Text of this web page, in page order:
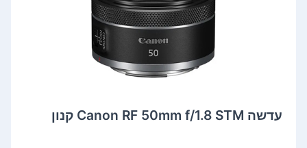
‏עדשה Canon RF 50mm f/1.8 STM קנון